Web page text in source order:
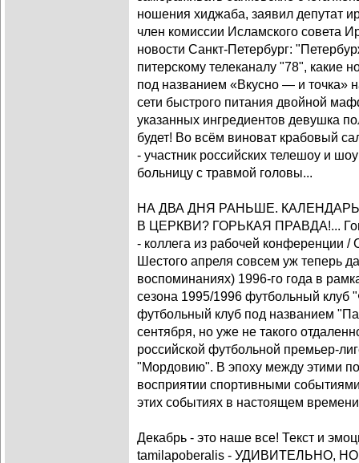
ношения хиджаба, заявил депутат
член комиссии Исламского совета
новости Санкт-Петербург:
питерскому телеканалу "78", какие
под названием «Вкусно — и точка»
сети быстрого питания двойной
указанных ингредиентов девушка
будет! Во всём виноват крабовый
- участник российских телешоу и
больницу с травмой головы...
НА ДВА ДНЯ РАНЬШЕ.
В ЦЕРКВИ? ГОРЬКАЯ ПРАВДА!...
- коллега из рабочей конференции
Шестого апреля совсем уж теперь
воспоминаниях) 1996-го года в
сезона 1995/1996 футбольный клуб
футбольный клуб под названием
сентября, но уже не такого
российской футбольной премьер-
"Мордовию". В эпоху между этими
восприятии спортивными
этих событиях в настоящем
Декабрь - это наше все! Текст и
tamilapoberalis - УДИВИТЕЛЬНО,